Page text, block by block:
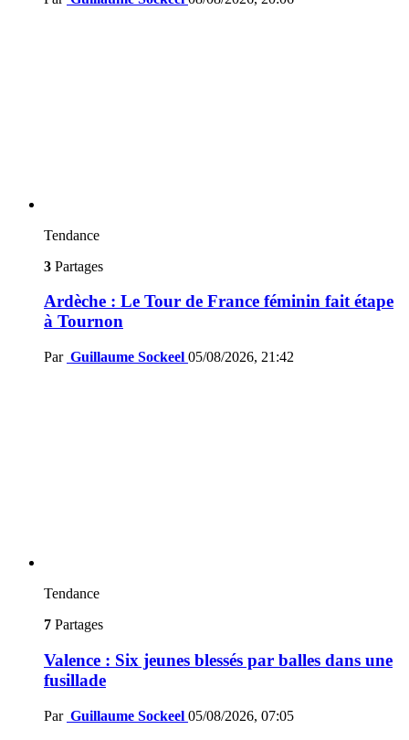
Tendance
3 Partages
Ardèche : Le Tour de France féminin fait étape
à Tournon
Par Guillaume Sockeel 05/08/2026, 21:42
Tendance
7 Partages
Valence : Six jeunes blessés par balles dans une
fusillade
Par Guillaume Sockeel 05/08/2026, 07:05